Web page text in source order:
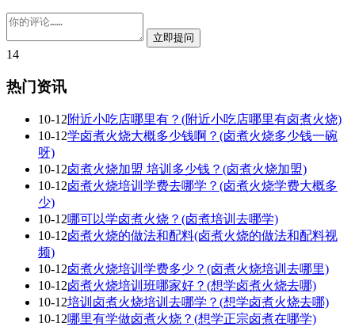
14
热门资讯
10-12附近小吃店哪里有？(附近小吃店哪里有卤煮火烧)
10-12学卤煮火烧大概多少钱啊？(卤煮火烧多少钱一碗
呀)
10-12卤煮火烧加盟 培训多少钱？(卤煮火烧加盟)
10-12卤煮火烧培训学费去哪学？(卤煮火烧学费大概多
少)
10-12哪可以学卤煮火烧？(卤煮培训去哪学)
10-12卤煮火烧的做法和配料(卤煮火烧的做法和配料视
频)
10-12卤煮火烧培训学费多少？(卤煮火烧培训去哪里)
10-12卤煮火烧培训班哪家好？(想学卤煮火烧去哪)
10-12培训卤煮火烧培训去哪学？(想学卤煮火烧去哪)
10-12哪里有学做卤煮火烧？(想学正宗卤煮在哪学)